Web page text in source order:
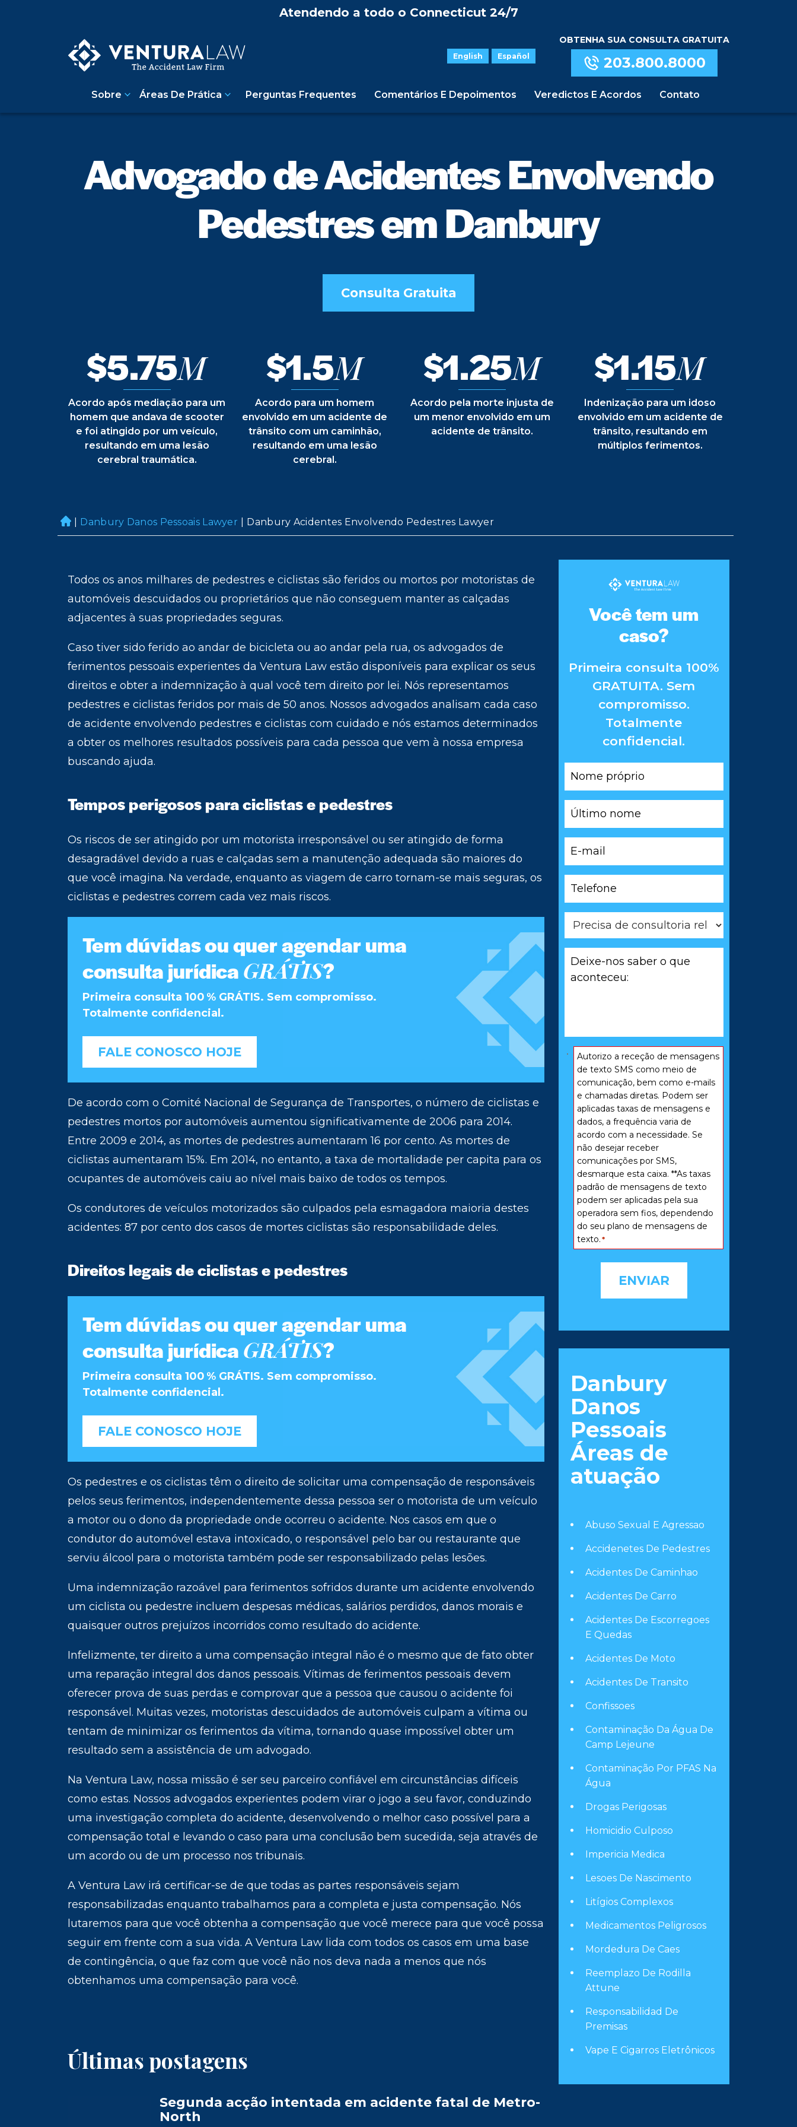
Atendendo a todo o Connecticut 24/7
English Español
OBTENHA SUA CONSULTA GRATUITA
203.800.8000
Sobre Áreas De Prática Perguntas Frequentes Comentários E Depoimentos Veredictos E Acordos Contato
Advogado de Acidentes Envolvendo
Pedestres em Danbury
Consulta Gratuita
$5.75M
Acordo após mediação para um
homem que andava de scooter
e foi atingido por um veículo,
resultando em uma lesão
cerebral traumática.
$1.5M
Acordo para um homem
envolvido em um acidente de
trânsito com um caminhão,
resultando em uma lesão
cerebral.
$1.25M
Acordo pela morte injusta de
um menor envolvido em um
acidente de trânsito.
$1.15M
Indenização para um idoso
envolvido em um acidente de
trânsito, resultando em
múltiplos ferimentos.
H
o
Danbury Danos Pessoais Lawyer Danbury Acidentes Envolvendo Pedestres Lawyer
Todos os anos milhares de pedestres e ciclistas são feridos ou mortos por motoristas de
automóveis descuidados ou proprietários que não conseguem manter as calçadas
adjacentes à suas propriedades seguras.
Caso tiver sido ferido ao andar de bicicleta ou ao andar pela rua, os advogados de
ferimentos pessoais experientes da Ventura Law estão disponíveis para explicar os seus
direitos e obter a indemnização à qual você tem direito por lei. Nós representamos
pedestres e ciclistas feridos por mais de 50 anos. Nossos advogados analisam cada caso
de acidente envolvendo pedestres e ciclistas com cuidado e nós estamos determinados
a obter os melhores resultados possíveis para cada pessoa que vem à nossa empresa
buscando ajuda.
Tempos perigosos para ciclistas e pedestres
Os riscos de ser atingido por um motorista irresponsável ou ser atingido de forma
desagradável devido a ruas e calçadas sem a manutenção adequada são maiores do
que você imagina. Na verdade, enquanto as viagem de carro tornam-se mais seguras, os
ciclistas e pedestres correm cada vez mais riscos.
Tem dúvidas ou quer agendar uma
consulta jurídicaGRÁTIS?
Primeira consulta 100 % GRÁTIS. Sem compromisso.
Totalmente confidencial.
FALE CONOSCO HOJE
De acordo com o Comité Nacional de Segurança de Transportes, o número de ciclistas e
pedestres mortos por automóveis aumentou significativamente de 2006 para 2014.
Entre 2009 e 2014, as mortes de pedestres aumentaram 16 por cento. As mortes de
ciclistas aumentaram 15%. Em 2014, no entanto, a taxa de mortalidade per capita para os
ocupantes de automóveis caiu ao nível mais baixo de todos os tempos.
Os condutores de veículos motorizados são culpados pela esmagadora maioria destes
acidentes: 87 por cento dos casos de mortes ciclistas são responsabilidade deles.
Direitos legais de ciclistas e pedestres
Tem dúvidas ou quer agendar uma
consulta jurídicaGRÁTIS?
Primeira consulta 100 % GRÁTIS. Sem compromisso.
Totalmente confidencial.
FALE CONOSCO HOJE
Os pedestres e os ciclistas têm o direito de solicitar uma compensação de responsáveis
pelos seus ferimentos, independentemente dessa pessoa ser o motorista de um veículo
a motor ou o dono da propriedade onde ocorreu o acidente. Nos casos em que o
condutor do automóvel estava intoxicado, o responsável pelo bar ou restaurante que
serviu álcool para o motorista também pode ser responsabilizado pelas lesões.
Uma indemnização razoável para ferimentos sofridos durante um acidente envolvendo
um ciclista ou pedestre incluem despesas médicas, salários perdidos, danos morais e
quaisquer outros prejuízos incorridos como resultado do acidente.
Infelizmente, ter direito a uma compensação integral não é o mesmo que de fato obter
uma reparação integral dos danos pessoais. Vítimas de ferimentos pessoais devem
oferecer prova de suas perdas e comprovar que a pessoa que causou o acidente foi
responsável. Muitas vezes, motoristas descuidados de automóveis culpam a vítima ou
tentam de minimizar os ferimentos da vítima, tornando quase impossível obter um
resultado sem a assistência de um advogado.
Na Ventura Law, nossa missão é ser seu parceiro confiável em circunstâncias difíceis
como estas. Nossos advogados experientes podem virar o jogo a seu favor, conduzindo
uma investigação completa do acidente, desenvolvendo o melhor caso possível para a
compensação total e levando o caso para uma conclusão bem sucedida, seja através de
um acordo ou de um processo nos tribunais.
A Ventura Law irá certificar-se de que todas as partes responsáveis sejam
responsabilizadas enquanto trabalhamos para a completa e justa compensação. Nós
lutaremos para que você obtenha a compensação que você merece para que você possa
seguir em frente com a sua vida. A Ventura Law lida com todos os casos em uma base
de contingência, o que faz com que você não nos deva nada a menos que nós
obtenhamos uma compensação para você.
Últimas postagens
Segunda acção intentada em acidente fatal de Metro-
North
Você tem um
caso?
Primeira consulta 100%
GRATUITA. Sem
compromisso.
Totalmente
confidencial.
próprio
Último
nome
mail
de
relacionada
nos
saber
Consentimento
Autorizo ​​a receção de mensagens
de texto SMS como meio de
comunicação, bem como e-mails
e chamadas diretas. Podem ser
aplicadas taxas de mensagens e
dados, a frequência varia de
acordo com a necessidade. Se
não desejar receber
comunicações por SMS,
desmarque esta caixa. **As taxas
padrão de mensagens de texto
podem ser aplicadas pela sua
operadora sem fios, dependendo
do seu plano de mensagens de
texto.*
Danbury
Danos
Pessoais
Áreas de
atuação
Abuso Sexual E Agressao
Accidenetes De Pedestres
Acidentes De Caminhao
Acidentes De Carro
Acidentes De Escorregoes
E Quedas
Acidentes De Moto
Acidentes De Transito
Confissoes
Contaminação Da Água De
Camp Lejeune
Contaminação Por PFAS Na
Água
Drogas Perigosas
Homicidio Culposo
Impericia Medica
Lesoes De Nascimento
Litígios Complexos
Medicamentos Peligrosos
Mordedura De Caes
Reemplazo De Rodilla
Attune
Responsabilidad De
Premisas
Vape E Cigarros Eletrônicos